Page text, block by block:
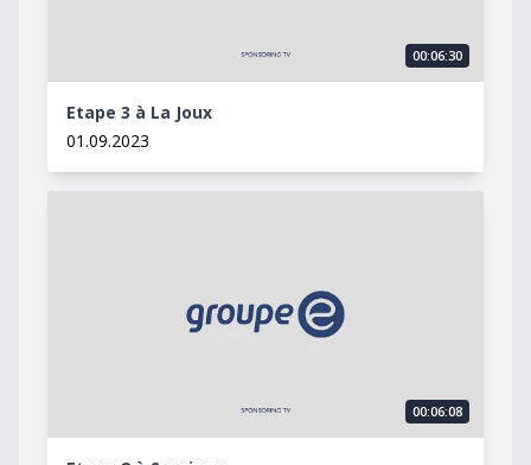
00:06:30
Etape 3 à La Joux
01.09.2023
00:06:08